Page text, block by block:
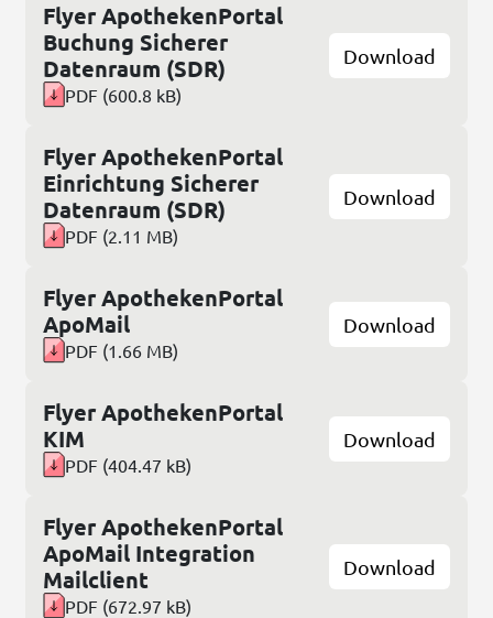
Flyer ApothekenPortal
Buchung Sicherer
Datenraum (SDR)
PDF (600.8 kB)
Download
Flyer ApothekenPortal
Einrichtung Sicherer
Datenraum (SDR)
PDF (2.11 MB)
Download
Flyer ApothekenPortal
ApoMail
PDF (1.66 MB)
Download
Flyer ApothekenPortal
KIM
PDF (404.47 kB)
Download
Flyer ApothekenPortal
ApoMail Integration
Mailclient
PDF (672.97 kB)
Download